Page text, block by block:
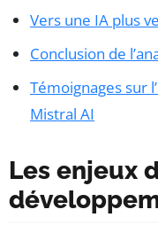
Vers une IA plus
Conclusion de
Témoignages sur
Mistral AI
Les enjeux